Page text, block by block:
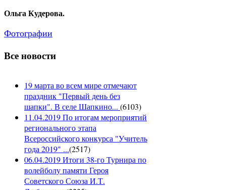
Ольга Кудерова.
Фотографии
Все новости
19 марта во всем мире отмечают
праздник "Первый день без
шапки". В селе Шапкино... (6103)
11.04.2019 По итогам мероприятий
регионального этапа
Всероссийского конкурса "Учитель
года 2019" ...(2517)
06.04.2019 Итоги 38-го Турнира по
волейболу памяти Героя
Советского Союза И.Т.